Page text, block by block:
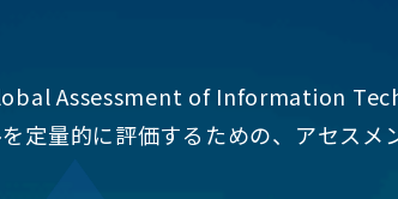
Assessment of Information
定量的に評価するための、アセスメ